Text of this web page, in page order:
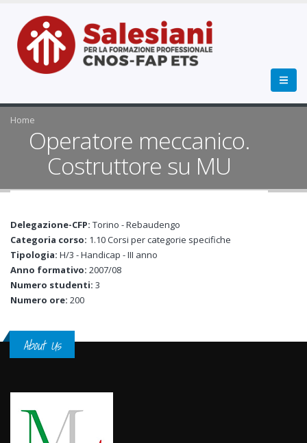
Home
Operatore meccanico.
Costruttore su MU
Delegazione-CFP: Torino - Rebaudengo
Categoria corso: 1.10 Corsi per categorie specifiche
Tipologia: H/3 - Handicap - III anno
Anno formativo: 2007/08
Numero studenti: 3
Numero ore: 200
About Us